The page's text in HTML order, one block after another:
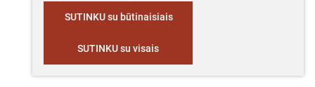
SUTINKU su būtinaisiais
SUTINKU su visais